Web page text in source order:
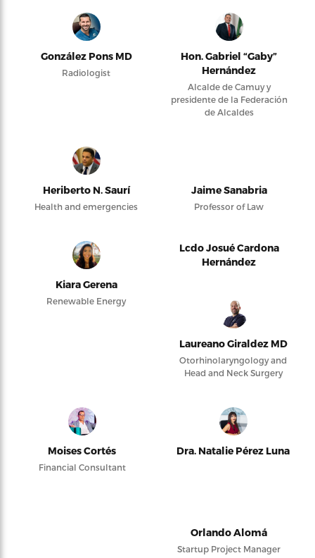
González Pons MD
Radiologist
Hon. Gabriel “Gaby”
Hernández
Alcalde de Camuy y
presidente de la Federación
de Alcaldes
Heriberto N. Saurí
Health and emergencies
Jaime Sanabria
Professor of Law
Kiara Gerena
Renewable Energy
Lcdo Josué Cardona
Hernández
Laureano Giraldez MD
Otorhinolaryngology and
Head and Neck Surgery
Moises Cortés
Financial Consultant
Dra. Natalie Pérez Luna
Orlando Alomá
Startup Project Manager